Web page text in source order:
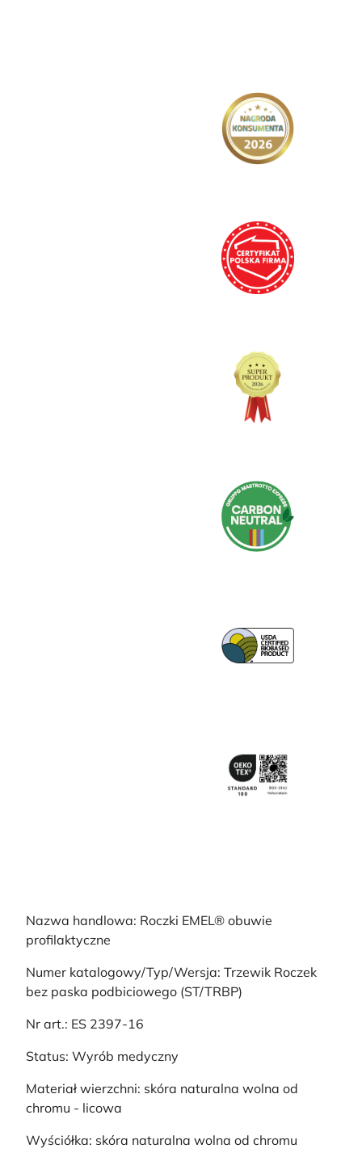
Nazwa handlowa: Roczki EMEL® obuwie
profilaktyczne
Numer katalogowy/Typ/Wersja: Trzewik Roczek
bez paska podbiciowego (ST/TRBP)
Nr art.: ES 2397-16
Status: Wyrób medyczny
Materiał wierzchni: skóra naturalna wolna od
chromu - licowa
Wyściółka: skóra naturalna wolna od chromu